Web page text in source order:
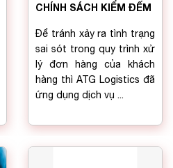
CHÍNH SÁCH KIỂM ĐẾM
Để tránh xảy ra tình trạng
sai sót trong quy trình xử
lý đơn hàng của khách
hàng thì ATG Logistics đã
ứng dụng dịch vụ ...